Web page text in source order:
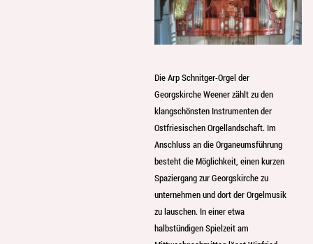
Die Arp Schnitger-Orgel der
Georgskirche Weener zählt zu den
klangschönsten Instrumenten der
Ostfriesischen Orgellandschaft. Im
Anschluss an die Organeumsführung
besteht die Möglichkeit, einen kurzen
Spaziergang zur Georgskirche zu
unternehmen und dort der Orgelmusik
zu lauschen. In einer etwa
halbstündigen Spielzeit am